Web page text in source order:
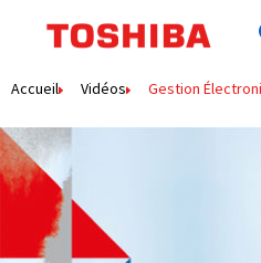
principal
Accueil Vidéos Gestion